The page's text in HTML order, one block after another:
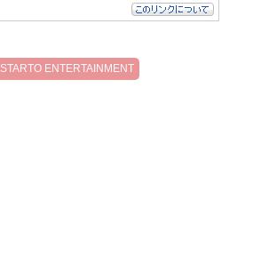
STARTO ENTERTAINMENT